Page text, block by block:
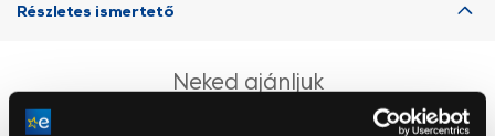
Részletes ismertető
Neked ajánljuk